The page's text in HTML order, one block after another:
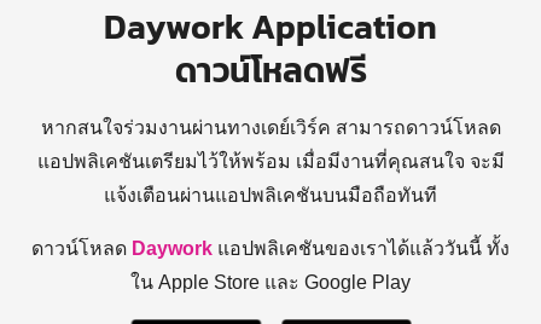
Daywork Application
ดาวน์โหลดฟรี
หากสนใจร่วมงานผ่านทางเดย์เวิร์ค สามารถดาวน์โหลด
แอปพลิเคชันเตรียมไว้ให้พร้อม เมื่อมีงานที่คุณสนใจ จะมี
แจ้งเตือนผ่านแอปพลิเคชันบนมือถือทันที
ดาวน์โหลด Daywork แอปพลิเคชันของเราได้แล้ววันนี้ ทั้ง
ใน Apple Store และ Google Play